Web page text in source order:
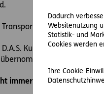
Dadurch
Websitenutzung
Statistik- und
Cookies werden
Ihre Cookie-
Transportfirma willigt ein
D.A.S. Kundin hat sich mit
übernommen. Und der
immer werden Anwalt